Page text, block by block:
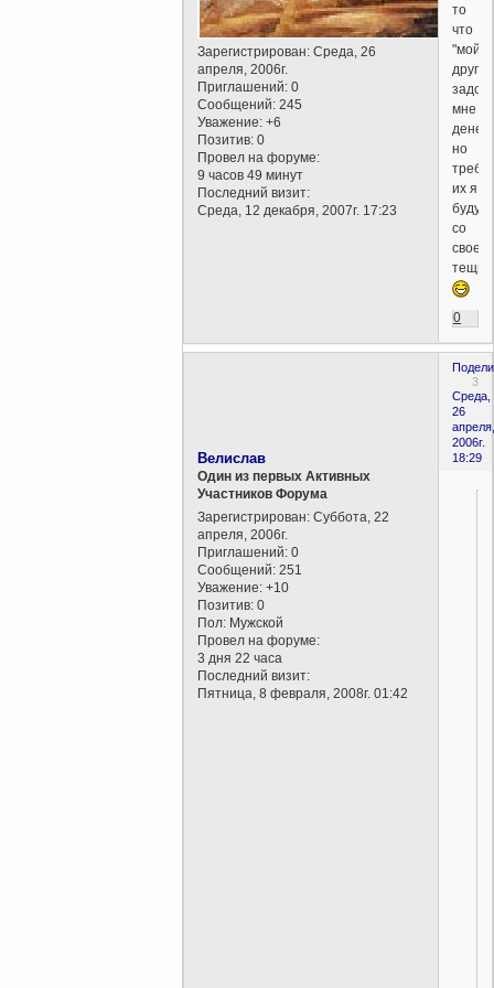
Зарегистрирован: Среда, 26
апреля, 2006г.
Приглашений: 0
Сообщений: 245
Уважение: +6
Позитив: 0
Провел на форуме:
9 часов 49 минут
Последний визит:
Среда, 12 декабря, 2007г. 17:23
то
что
"мой
друг
мне
денег,
но
их я
буду
со
своей
тещи"
0
3
Среда,
26
апреля,
2006г.
18:29
Велислав
Один из первых Активных
Участников Форума
Зарегистрирован: Суббота, 22
апреля, 2006г.
Приглашений: 0
Сообщений: 251
Уважение: +10
Позитив: 0
Пол: Мужской
Провел на форуме:
3 дня 22 часа
Последний визит:
Пятница, 8 февраля, 2008г. 01:42